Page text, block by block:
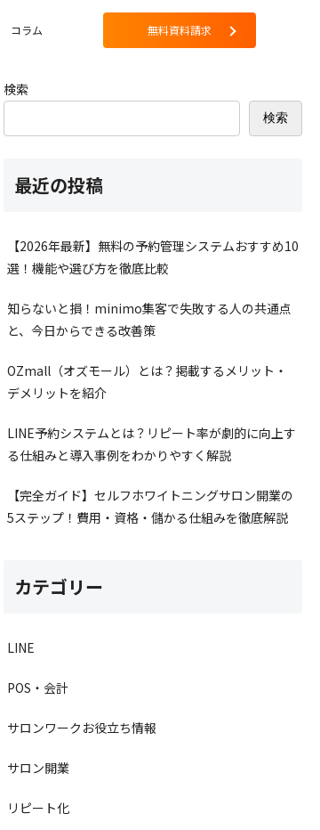
コラム 無料資料請求
検索
検索
最近の投稿
【2026年最新】無料の予約管理システムおすすめ10
選！機能や選び方を徹底比較
知らないと損！minimo集客で失敗する人の共通点
と、今日からできる改善策
OZmall（オズモール）とは？掲載するメリット・
デメリットを紹介
LINE予約システムとは？リピート率が劇的に向上す
る仕組みと導入事例をわかりやすく解説
【完全ガイド】セルフホワイトニングサロン開業の
5ステップ！費用・資格・儲かる仕組みを徹底解説
カテゴリー
LINE
POS・会計
サロンワークお役立ち情報
サロン開業
リピート化